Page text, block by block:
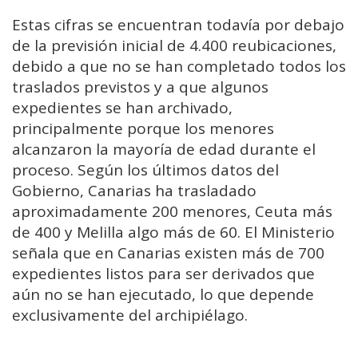
Estas cifras se encuentran todavía por debajo
de la previsión inicial de 4.400 reubicaciones,
debido a que no se han completado todos los
traslados previstos y a que algunos
expedientes se han archivado,
principalmente porque los menores
alcanzaron la mayoría de edad durante el
proceso. Según los últimos datos del
Gobierno, Canarias ha trasladado
aproximadamente 200 menores, Ceuta más
de 400 y Melilla algo más de 60. El Ministerio
señala que en Canarias existen más de 700
expedientes listos para ser derivados que
aún no se han ejecutado, lo que depende
exclusivamente del archipiélago.